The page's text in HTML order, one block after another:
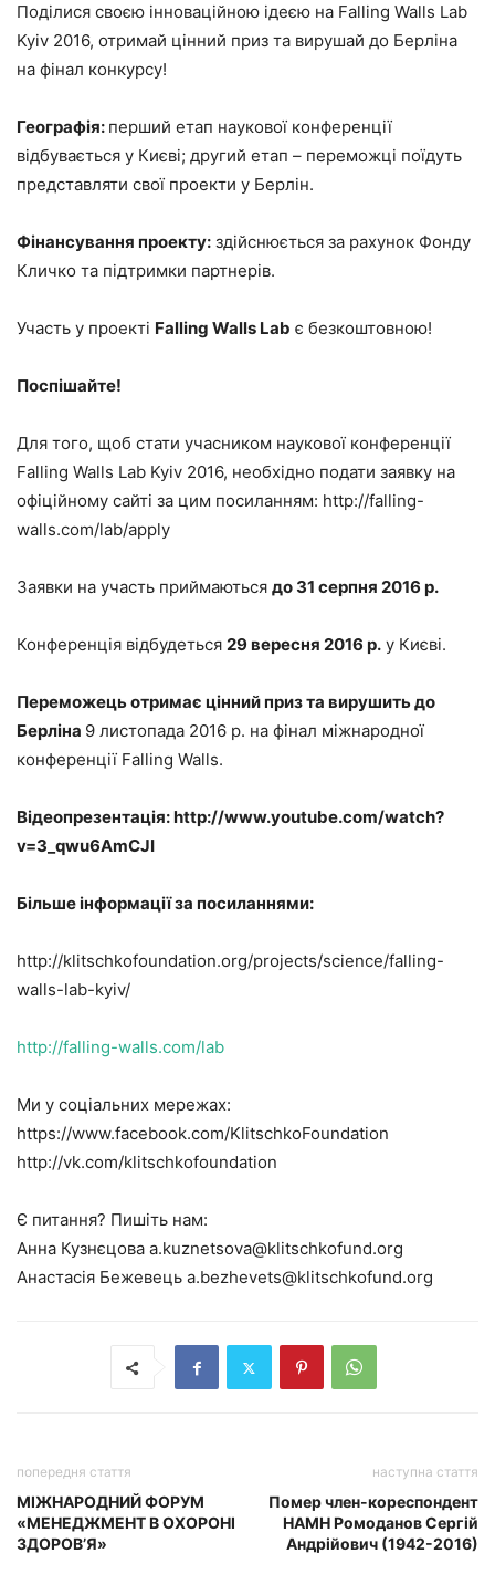
Поділися своєю інноваційною ідеєю на Falling Walls Lab
Kyiv 2016, отримай цінний приз та вирушай до Берліна
на фінал конкурсу!
Географія: перший етап наукової конференції
відбувається у Києві; другий етап – переможці поїдуть
представляти свої проекти у Берлін.
Фінансування проекту: здійснюється за рахунок Фонду
Кличко та підтримки партнерів.
Участь у проекті Falling Walls Lab є безкоштовною!
Поспішайте!
Для того, щоб стати учасником наукової конференції
Falling Walls Lab Kyiv 2016, необхідно подати заявку на
офіційному сайті за цим посиланням: http://falling-
walls.com/lab/apply
Заявки на участь приймаються до 31 серпня 2016 р.
Конференція відбудеться 29 вересня 2016 р. у Києві.
Переможець отримає цінний приз та вирушить до
Берліна 9 листопада 2016 р. на фінал міжнародної
конференції Falling Walls.
Відеопрезентація: http://www.youtube.com/watch?
v=3_qwu6AmCJI
Більше інформації за посиланнями:
http://klitschkofoundation.org/projects/science/falling-
walls-lab-kyiv/
http://falling-walls.com/lab
Ми у соціальних мережах:
https://www.facebook.com/KlitschkoFoundation
http://vk.com/klitschkofoundation
Є питання? Пишіть нам:
Анна Кузнєцова a.kuznetsova@klitschkofund.org
Анастасія Бежевець a.bezhevets@klitschkofund.org
попередня стаття
МІЖНАРОДНИЙ ФОРУМ
«МЕНЕДЖМЕНТ В ОХОРОНІ
ЗДОРОВ’Я»
наступна стаття
Помер член-кореспондент
НАМН Ромоданов Сергій
Андрійович (1942-2016)